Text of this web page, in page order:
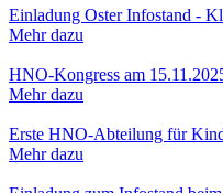
Einladung Oster Infostand -
Mehr dazu
HNO-Kongress am
Mehr dazu
Erste HNO-Abteilung für
Mehr dazu